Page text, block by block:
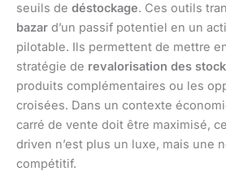
seuils de déstockage. Ces outils
bazar d’un passif potentiel en un
pilotable. Ils permettent de mettre
stratégie de revalorisation des
produits complémentaires ou les
croisées. Dans un contexte
carré de vente doit être maximisé,
driven n’est plus un luxe, mais une
compétitif.